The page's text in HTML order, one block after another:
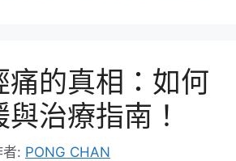
痛的真相：如何
治療指南！
者: PONG CHAN